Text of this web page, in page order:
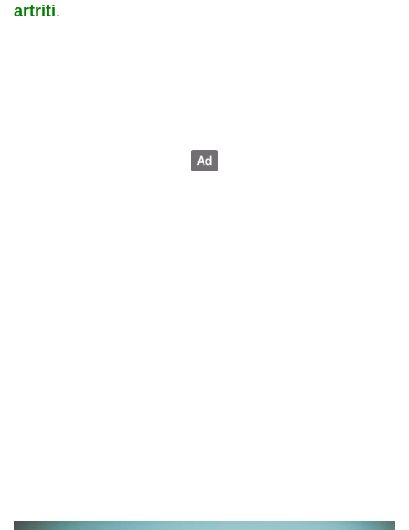
artriti.